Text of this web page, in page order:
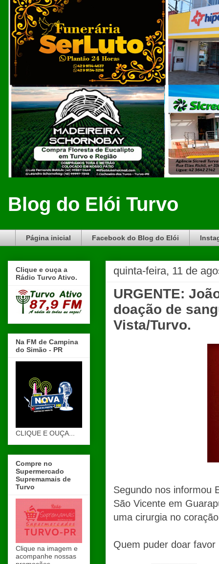
Blog do Elói Turvo
Página inicial Facebook do Blog do Elói
quinta-feira, 11 de
URGENTE:
doação de
Vista/Turvo.
Segundo nos informou
São Vicente em
uma cirurgia no
Quem puder doar
Clique e ouça a
Rádio Turvo Ativo.
Na FM de Campina
do Simão - PR
CLIQUE E OUÇA...
Compre no
Supermercado
Supremamais de
Turvo
Clique na imagem e
acompanhe nossas